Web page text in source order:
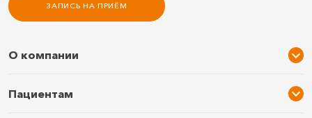
ЗАПИСЬ НА ПРИЁМ
О компании
Услуги и цены
Пациентам